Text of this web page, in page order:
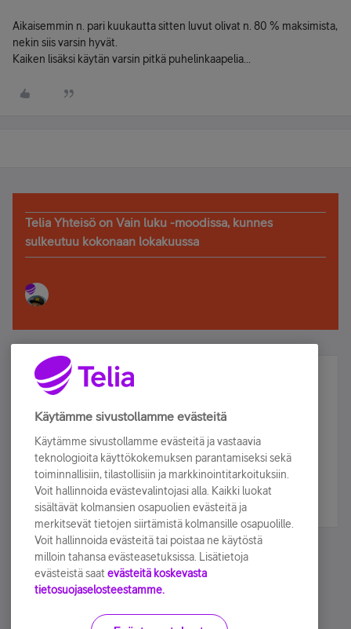
Aikaisemmin n. pari kuukautta sitten luvut olivat n. 80 % maksimista,
nekin siis varsin hyvät.
Kaiken lisäksi käytän varsin pitkä puhelinkaapelia...
Telia Yhteisö on Vain luku -moodissa, kunnes
sulkeutuu kokonaan lokakuussa
Älä jää paitsi – osallistu ja voita!
Tilaa Telian uutiskirje ja olet mukana arvonnassa.
sähköpostiisi.
Tilaa nyt
Käytämme sivustollamme evästeitä
Käytämme sivustollamme evästeitä ja vastaavia
teknologioita käyttökokemuksen parantamiseksi sekä
toiminnallisiin, tilastollisiin ja markkinointitarkoituksiin.
Voit hallinnoida evästevalintojasi alla. Kaikki luokat
sisältävät kolmansien osapuolien evästeitä ja
merkitsevät tietojen siirtämistä kolmansille osapuolille.
Voit hallinnoida evästeitä tai poistaa ne käytöstä
milloin tahansa evästeasetuksissa. Lisätietoja
evästeistä saat evästeitä koskevasta
tietosuojaselosteestamme.